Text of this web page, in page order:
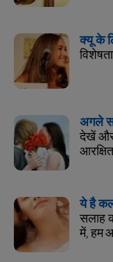
क्यू के
अगले
देखें और
ये है
सलाह
में, हम